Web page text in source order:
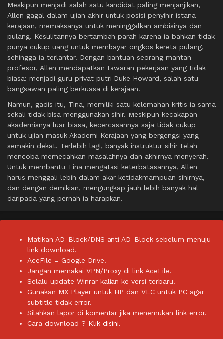
Meskipun menjadi salah satu kandidat paling menjanjikan,
Allen gagal dalam ujian akhir untuk posisi penyihir istana
kerajaan, memaksanya untuk meninggalkan ambisinya dan
pulang. Kesulitannya bertambah parah karena ia bahkan tidak
punya cukup uang untuk membayar ongkos kereta pulang,
sehingga ia terlantar. Dengan bantuan seorang mantan
profesor, Allen mendapatkan tawaran pekerjaan yang tidak
biasa: menjadi guru privat putri Duke Howard, salah satu
bangsawan paling berkuasa di kerajaan.
Namun, gadis itu, Tina, memiliki satu kelemahan kritis ia sama
sekali tidak bisa menggunakan sihir. Meskipun kecakapan
akademisnya luar biasa, kecerdasannya saja tidak cukup
untuk ujian masuk Akademi Kerajaan yang bergengsi yang
semakin dekat. Terlebih lagi, banyak instruktur sihir telah
mencoba memecahkan masalahnya dan akhirnya menyerah.
Untuk membantu Tina mengatasi keterbatasannya, Allen
harus menggali lebih dalam akar ketidakmampuan sihirnya,
dan dengan demikian, mengungkap jauh lebih banyak hal
daripada yang pernah ia harapkan.
Matikan AD-Block/DNS anti AD-Block sebelum menuju
link download.
AceFile = Google Drive.
Jangan memakai VPN/Proxy di link AceFile.
Selalu update Winrar kalian ke versi terbaru.
Gunakan MX Player untuk HP dan VLC untuk PC agar
subtitle tidak error.
Silahkan lapor di komentar jika menemukan link error.
Cara download ? Klik disini.